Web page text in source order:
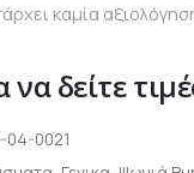
καμία
να δείτε
04-0021